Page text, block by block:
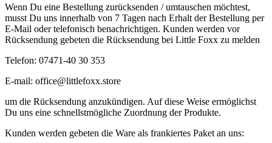
Wenn Du eine Bestellung zurücksenden / umtauschen möchtest,
musst Du uns innerhalb von 7 Tagen nach Erhalt der Bestellung per
E-Mail oder telefonisch benachrichtigen. Kunden werden vor
Rücksendung gebeten die Rücksendung bei Little Foxx zu melden
Telefon: 07471-40 30 353
E-mail: office@littlefoxx.store
um die Rücksendung anzukündigen. Auf diese Weise ermöglichst
Du uns eine schnellstmögliche Zuordnung der Produkte.
Kunden werden gebeten die Ware als frankiertes Paket an uns: